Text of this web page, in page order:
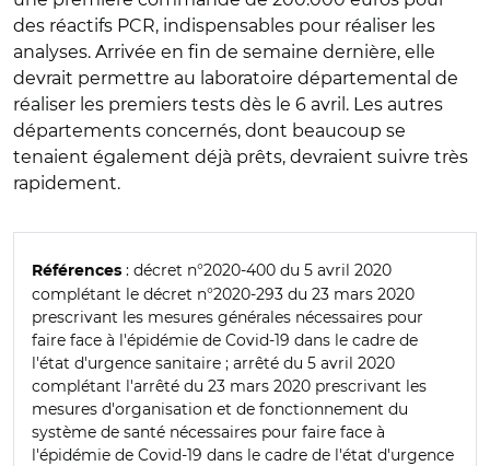
des réactifs PCR, indispensables pour réaliser les
analyses. Arrivée en fin de semaine dernière, elle
devrait permettre au laboratoire départemental de
réaliser les premiers tests dès le 6 avril. Les autres
départements concernés, dont beaucoup se
tenaient également déjà prêts, devraient suivre très
rapidement.
Références : décret n°2020-400 du 5 avril 2020
complétant le décret n°2020-293 du 23 mars 2020
prescrivant les mesures générales nécessaires pour
faire face à l'épidémie de Covid-19 dans le cadre de
l'état d'urgence sanitaire ; arrêté du 5 avril 2020
complétant l'arrêté du 23 mars 2020 prescrivant les
mesures d'organisation et de fonctionnement du
système de santé nécessaires pour faire face à
l'épidémie de Covid-19 dans le cadre de l'état d'urgence